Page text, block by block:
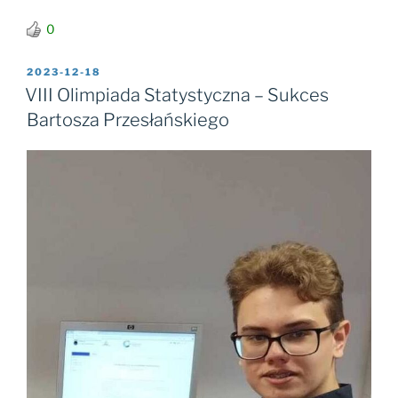
0
OPUBLIKOWANE
W
2023-12-18
VIII Olimpiada Statystyczna – Sukces
Bartosza Przesłańskiego